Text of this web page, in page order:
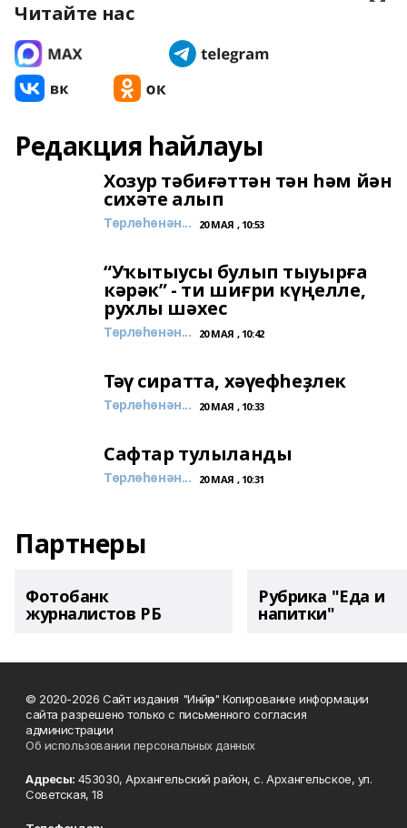
Читайте нас
Редакция һайлауы
Хозур тәбиғәттән тән һәм йән
сихәте алып
Төрлөһөнән... 20 МАЯ , 10:53
“Уҡытыусы булып тыуырға
кәрәк” - ти шиғри күңелле,
рухлы шәхес
Төрлөһөнән... 20 МАЯ , 10:42
Тәү сиратта, хәүефһеҙлек
Төрлөһөнән... 20 МАЯ , 10:33
Сафтар тулыланды
Төрлөһөнән... 20 МАЯ , 10:31
Партнеры
Фотобанк
журналистов РБ
Рубрика "Еда и
напитки"
© 2020-2026 Сайт издания "Инйәр" Копирование информации
сайта разрешено только с письменного согласия
администрации
Об использовании персональных данных
Адресы: 453030, Архангельский район, с. Архангельское, ул.
Советская, 18